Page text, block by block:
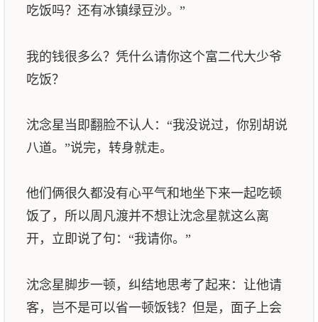
吃饭吗？还有冰镇绿豆沙。”
我的钱很多么？凭什么请你这个富二代大少爷
吃饭？
沈念星当即翻脸不认人：“我没说过，你别胡说
八道。”说完，转身就走。
他们俩很久都没有心平气和地坐下来一起吃顿
饭了，所以周凡渡并不想让沈念星就这么离
开，立即说了句：“我请你。”
沈念星脚步一顿，纠结地思考了起来：让他请
客，岂不是可以省一顿饭钱？但是，面子上会